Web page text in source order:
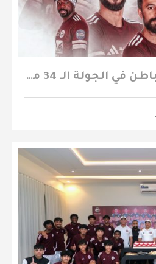
الفيصلي يلاقي الباطن في الجولة الـ 34 من دوري يلو